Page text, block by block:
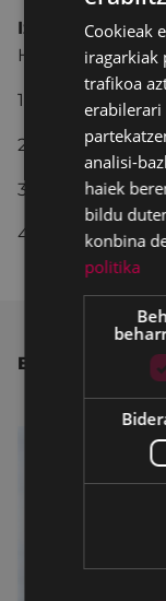
Izena emateko
Hainbat bide
1) Ikastetxean,
2) Udal
3) Telefonoz:
4) E-posta:
BESTE
Cookieak
iragarkiak
trafikoa
analisi-
haiek
bildu
konbina
politika